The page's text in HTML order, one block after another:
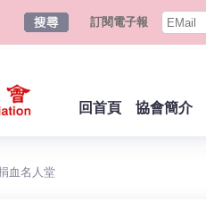
訂閱電子報
回首頁 協會簡介
血名人堂